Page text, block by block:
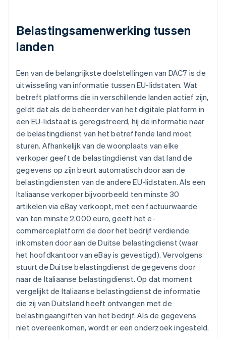
Belastingsamenwerking tussen
landen
Een van de belangrijkste doelstellingen van DAC7 is de
uitwisseling van informatie tussen EU-lidstaten. Wat
betreft platforms die in verschillende landen actief zijn,
geldt dat als de beheerder van het digitale platform in
een EU-lidstaat is geregistreerd, hij de informatie naar
de belastingdienst van het betreffende land moet
sturen. Afhankelijk van de woonplaats van elke
verkoper geeft de belastingdienst van dat land de
gegevens op zijn beurt automatisch door aan de
belastingdiensten van de andere EU-lidstaten. Als een
Italiaanse verkoper bijvoorbeeld ten minste 30
artikelen via eBay verkoopt, met een factuurwaarde
van ten minste 2.000 euro, geeft het e-
commerceplatform de door het bedrijf verdiende
inkomsten door aan de Duitse belastingdienst (waar
het hoofdkantoor van eBay is gevestigd). Vervolgens
stuurt de Duitse belastingdienst de gegevens door
naar de Italiaanse belastingdienst. Op dat moment
vergelijkt de Italiaanse belastingdienst de informatie
die zij van Duitsland heeft ontvangen met de
belastingaangiften van het bedrijf. Als de gegevens
niet overeenkomen, wordt er een onderzoek ingesteld.